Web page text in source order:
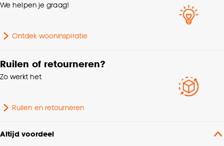
We helpen je graag!
Ontdek wooninspiratie
Ruilen of retourneren?
Zo werkt het
Ruilen en retourneren
Altijd voordeel